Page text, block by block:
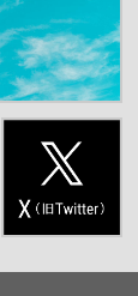
（別ウインド
ウが開きま
す）